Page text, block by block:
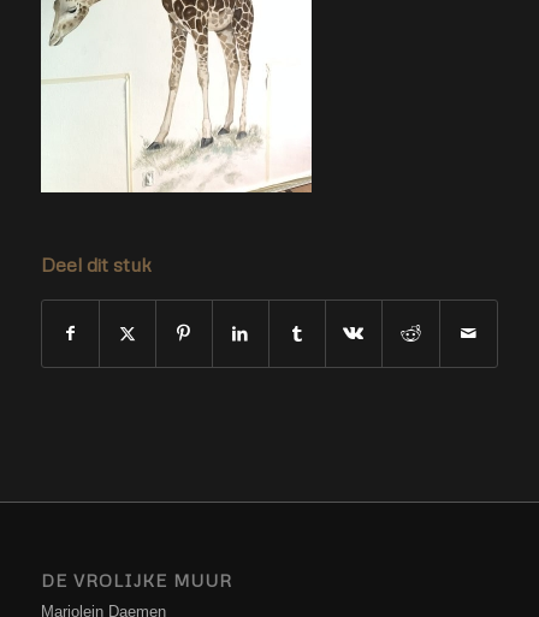
Deel dit stuk
DE VROLIJKE MUUR
Marjolein Daemen